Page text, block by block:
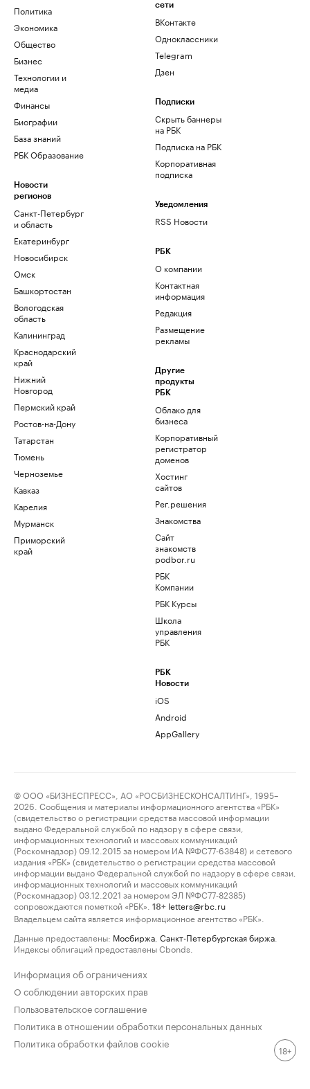
Политика
Экономика
Общество
Бизнес
Технологии и
медиа
Финансы
Биографии
База знаний
РБК Образование
Новости
регионов
Санкт-Петербург
и область
Екатеринбург
Новосибирск
Омск
Башкортостан
Вологодская
область
Калининград
Краснодарский
край
Нижний
Новгород
Пермский край
Ростов-на-Дону
Татарстан
Тюмень
Черноземье
Кавказ
Карелия
Мурманск
Приморский
край
сети
ВКонтакте
Одноклассники
Telegram
Дзен
Подписки
Скрыть баннеры
на РБК
Подписка на РБК
Корпоративная
подписка
Уведомления
RSS Новости
РБК
О компании
Контактная
информация
Редакция
Размещение
рекламы
Другие
продукты
РБК
Облако для
бизнеса
Корпоративный
регистратор
доменов
Хостинг
сайтов
Рег.решения
Знакомства
Сайт
знакомств
podbor.ru
РБК
Компании
РБК Курсы
Школа
управления
РБК
РБК
Новости
iOS
Android
AppGallery
© ООО «БИЗНЕСПРЕСС», АО «РОСБИЗНЕСКОНСАЛТИНГ», 1995–
2026. Сообщения и материалы информационного агентства «РБК»
(свидетельство о регистрации средства массовой информации
выдано Федеральной службой по надзору в сфере связи,
информационных технологий и массовых коммуникаций
(Роскомнадзор) 09.12.2015 за номером ИА №ФС77-63848) и сетевого
издания «РБК» (свидетельство о регистрации средства массовой
информации выдано Федеральной службой по надзору в сфере связи,
информационных технологий и массовых коммуникаций
(Роскомнадзор) 03.12.2021 за номером ЭЛ №ФС77-82385)
сопровождаются пометкой «РБК».
18+ letters@rbc.ru
Владельцем сайта является информационное агентство «РБК».
Данные предоставлены: Мосбиржа Санкт-Петербургская биржа
Индексы облигаций предоставлены Cbonds.
Информация об ограничениях
О соблюдении авторских прав
Пользовательское соглашение
Политика в отношении обработки персональных данных
Политика обработки файлов cookie
18+